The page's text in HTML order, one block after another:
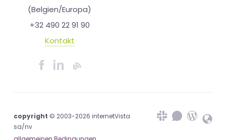
(Belgien/Europa)
+32 490 22 91 90
Kontakt
copyright © 2003-2026 internetVista
sa/nv